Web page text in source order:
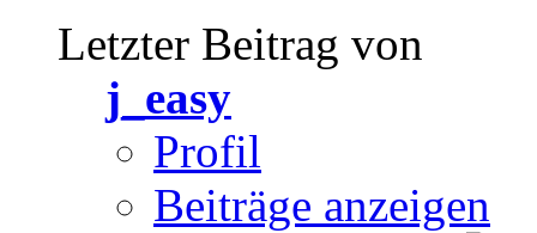
Letzter Beitrag von
j_easy
Profil
Beiträge anzeigen